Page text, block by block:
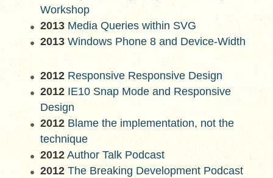
Workshop
2013 Media Queries within SVG
2013 Windows Phone 8 and Device-Width
2012 Responsive Responsive Design
2012 IE10 Snap Mode and Responsive
Design
2012 Blame the implementation, not the
technique
2012 Author Talk Podcast
2012 The Breaking Development Podcast